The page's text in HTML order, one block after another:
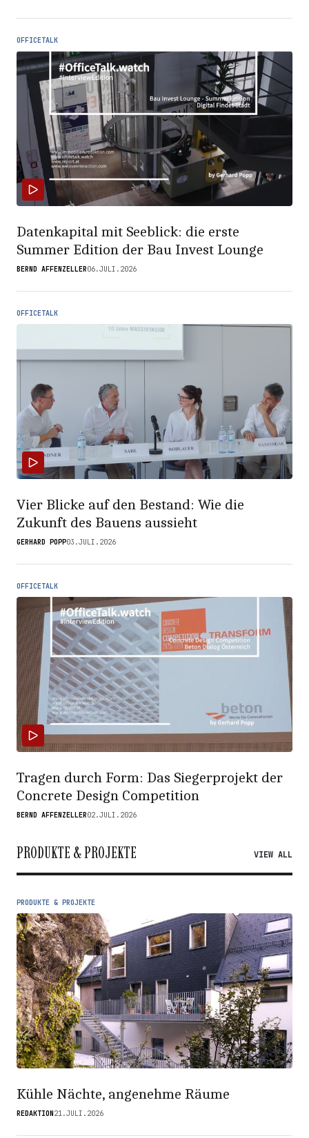
OFFICETALK
Datenkapital mit Seeblick: die erste
Summer Edition der Bau Invest Lounge
BERND AFFENZELLER06.JULI.2026
OFFICETALK
Vier Blicke auf den Bestand: Wie die
Zukunft des Bauens aussieht
GERHARD POPP03.JULI.2026
OFFICETALK
Tragen durch Form: Das Siegerprojekt der
Concrete Design Competition
BERND AFFENZELLER02.JULI.2026
PRODUKTE & PROJEKTE VIEW ALL
PRODUKTE & PROJEKTE
Kühle Nächte, angenehme Räume
REDAKTION 21.JULI.2026